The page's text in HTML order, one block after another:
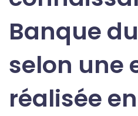
Banque
selon une
réalisée